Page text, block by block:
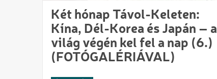
Két hónap Távol-Keleten:
Kína, Dél-Korea és Japán – a
világ végén kel fel a nap (6.)
(FOTÓGALÉRIÁVAL)